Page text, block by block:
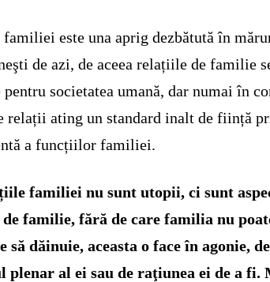
familiei este una aprig dezbătută în
de azi, de aceea relațiile de familie
societatea umană, dar numai în
relații ating un standard inalt de ființă
a funcțiilor familiei.
familiei nu sunt utopii, ci sunt
familie, fără de care familia nu
să dăinuie, aceasta o face în agonie,
plenar al ei sau de raţiunea ei de a fi.